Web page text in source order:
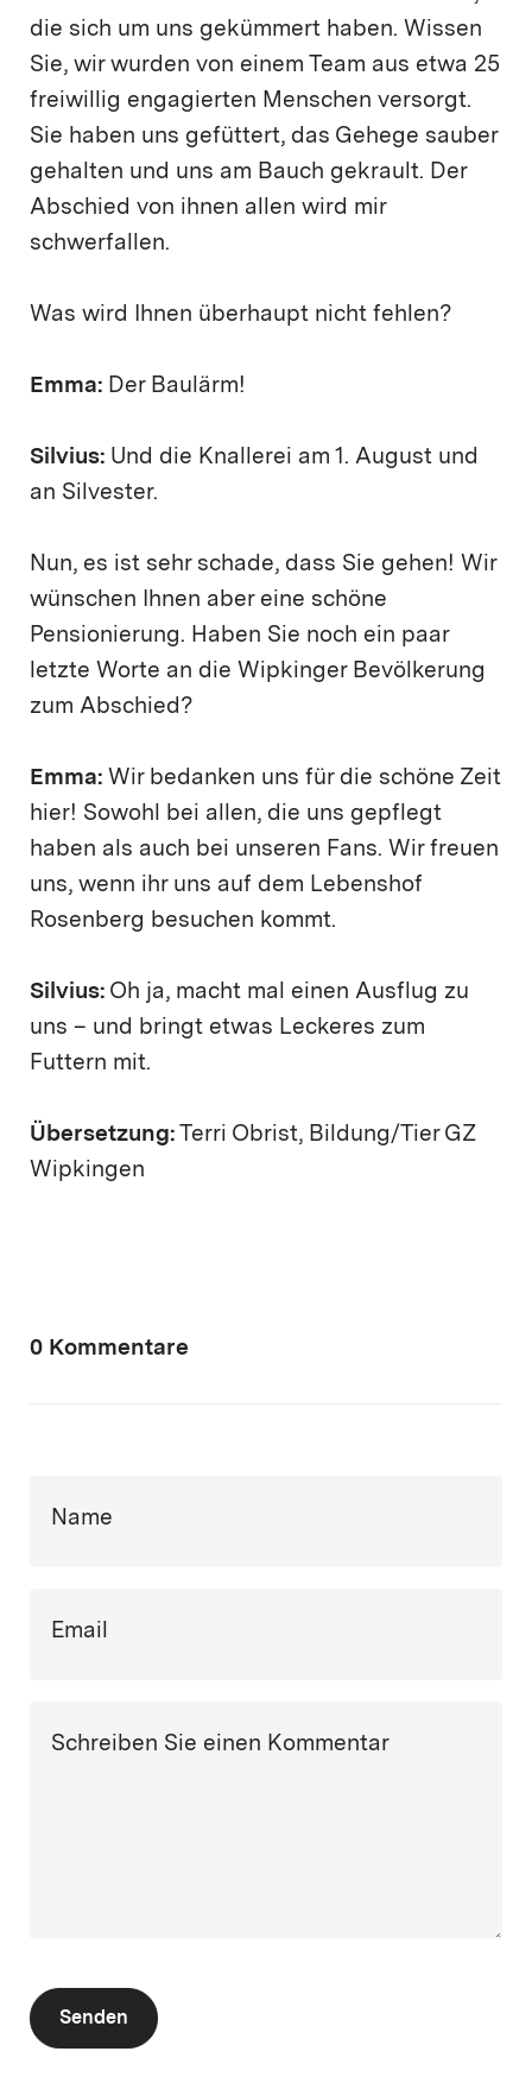
die sich um uns gekümmert haben. Wissen
Sie, wir wurden von einem Team aus etwa 25
freiwillig engagierten Menschen versorgt.
Sie haben uns gefüttert, das Gehege sauber
gehalten und uns am Bauch gekrault. Der
Abschied von ihnen allen wird mir
schwerfallen.
Was wird Ihnen überhaupt nicht fehlen?
Emma: Der Baulärm!
Silvius: Und die Knallerei am 1. August und
an Silvester.
Nun, es ist sehr schade, dass Sie gehen! Wir
wünschen Ihnen aber eine schöne
Pensionierung. Haben Sie noch ein paar
letzte Worte an die Wipkinger Bevölkerung
zum Abschied?
Emma: Wir bedanken uns für die schöne Zeit
hier! Sowohl bei allen, die uns gepflegt
haben als auch bei unseren Fans. Wir freuen
uns, wenn ihr uns auf dem Lebenshof
Rosenberg besuchen kommt.
Silvius: Oh ja, macht mal einen Ausflug zu
uns – und bringt etwas Leckeres zum
Futtern mit.
Übersetzung: Terri Obrist, Bildung/Tier GZ
Wipkingen
0 Kommentare
Name
Email
Schreiben Sie einen Kommentar
Senden